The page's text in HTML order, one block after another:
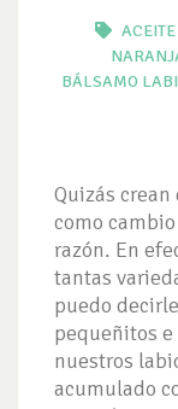
BÁLSAMO
Quizás
como
razón. En
tantas
puedo
pequeñitos
nuestros
acumulado